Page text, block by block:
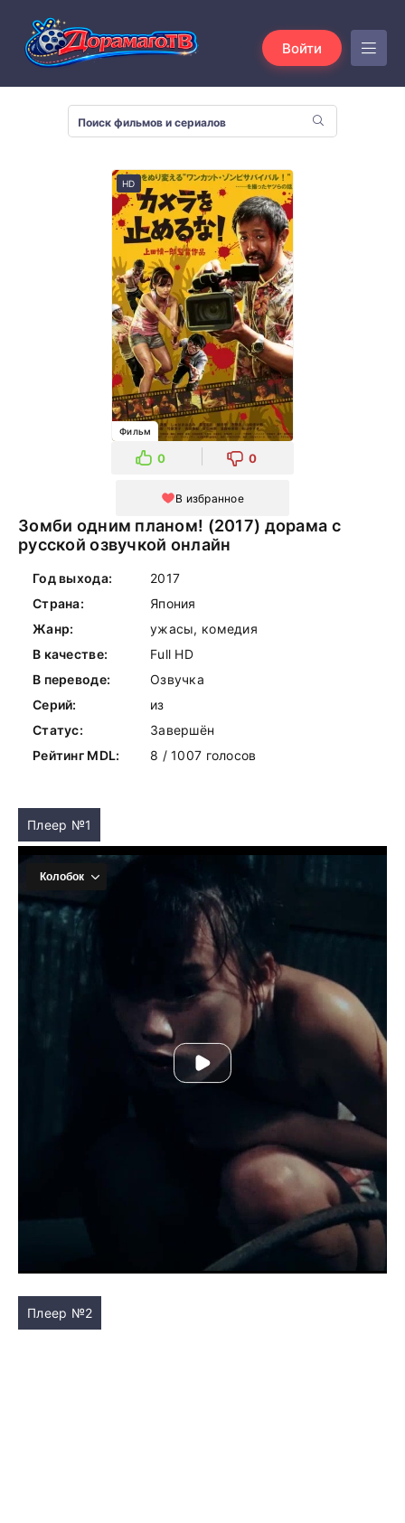
Войти
HD
Фильм
0 0
В избранное
Зомби одним планом! (2017) дорама с
русской озвучкой онлайн
Год выхода:
2017
Страна:
Япония
Жанр:
ужасы, комедия
В качестве:
Full HD
В переводе:
Озвучка
Серий:
из
Статус:
Завершён
Рейтинг MDL:
8 / 1007 голосов
Плеер №1
Плеер №2